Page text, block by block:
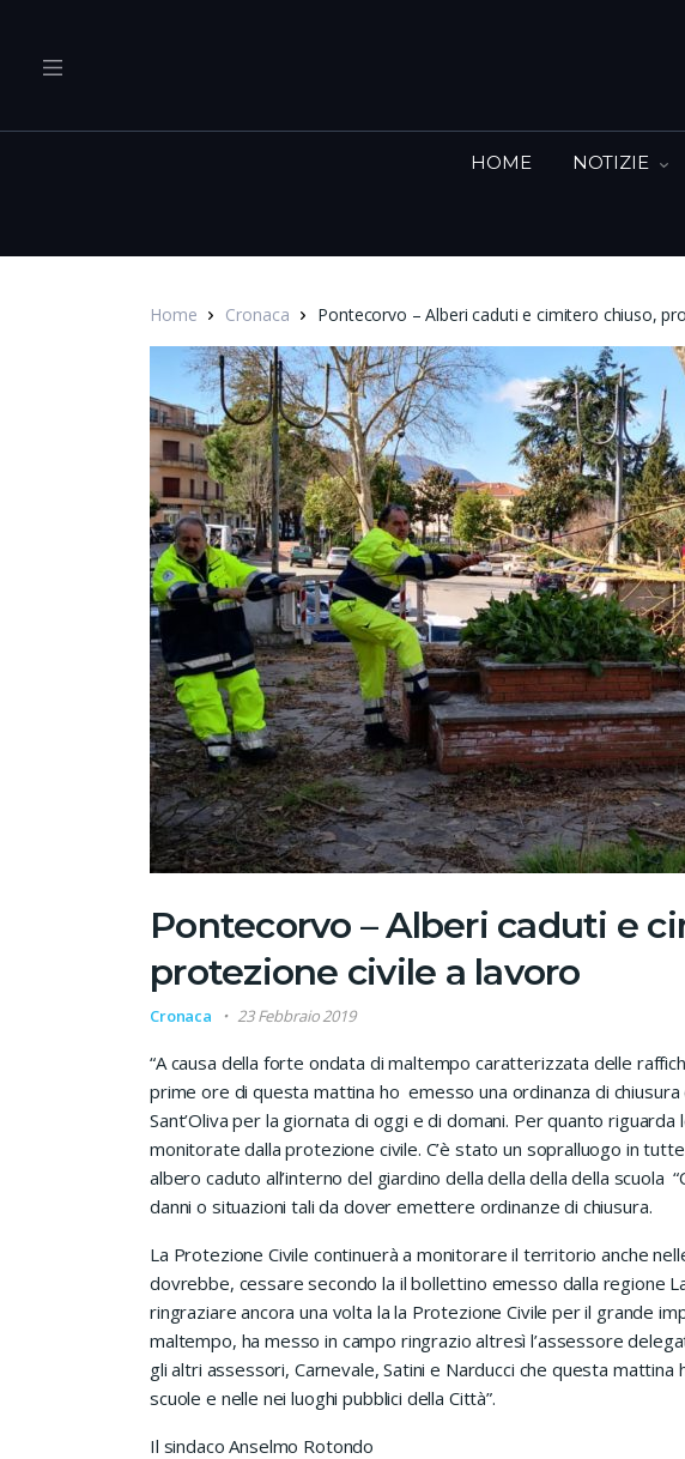
HOME NOTIZIE
Home Cronaca Pontecorvo – Alberi caduti e cimitero chiuso,
Pontecorvo – Alberi caduti e
protezione civile a lavoro
Cronaca 23 Febbraio 2019
“A causa della forte ondata di maltempo caratterizzata delle
prime ore di questa mattina ho emesso una ordinanza di
Sant’Oliva per la giornata di oggi e di domani. Per quanto
monitorate dalla protezione civile. C’è stato un sopralluogo in
albero caduto all’interno del giardino della della della della scuola
danni o situazioni tali da dover emettere ordinanze di chiusura.
La Protezione Civile continuerà a monitorare il territorio anche
dovrebbe, cessare secondo la il bollettino emesso dalla regione
ringraziare ancora una volta la la Protezione Civile per il grande
maltempo, ha messo in campo ringrazio altresì l’assessore
gli altri assessori, Carnevale, Satini e Narducci che questa
scuole e nelle nei luoghi pubblici della Città”.
Il sindaco Anselmo Rotondo